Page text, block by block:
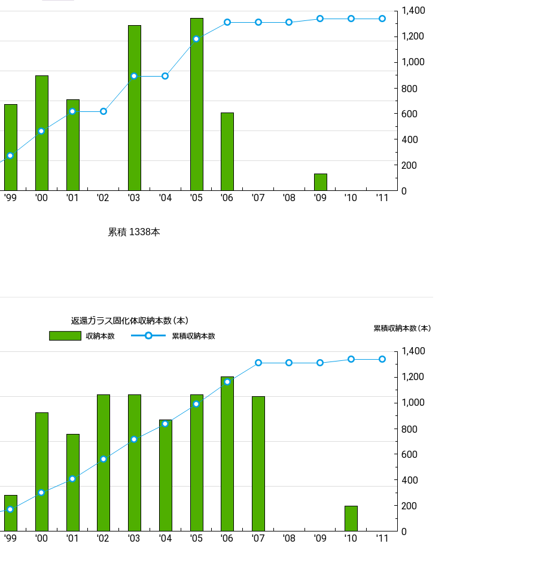
累積 1338本